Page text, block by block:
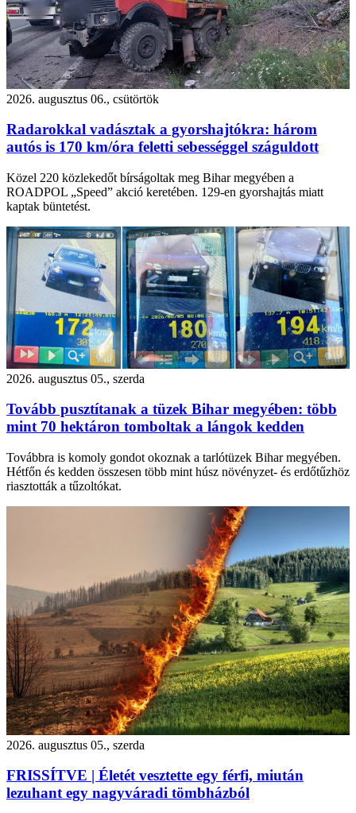
2026. augusztus 06., csütörtök
Radarokkal vadásztak a gyorshajtókra: három
autós is 170 km/óra feletti sebességgel száguldott
Közel 220 közlekedőt bírságoltak meg Bihar megyében a
ROADPOL „Speed” akció keretében. 129-en gyorshajtás miatt
kaptak büntetést.
2026. augusztus 05., szerda
Tovább pusztítanak a tüzek Bihar megyében: több
mint 70 hektáron tomboltak a lángok kedden
Továbbra is komoly gondot okoznak a tarlótüzek Bihar megyében.
Hétfőn és kedden összesen több mint húsz növényzet- és erdőtűzhöz
riasztották a tűzoltókat.
2026. augusztus 05., szerda
FRISSÍTVE | Életét vesztette egy férfi, miután
lezuhant egy nagyváradi tömbházból